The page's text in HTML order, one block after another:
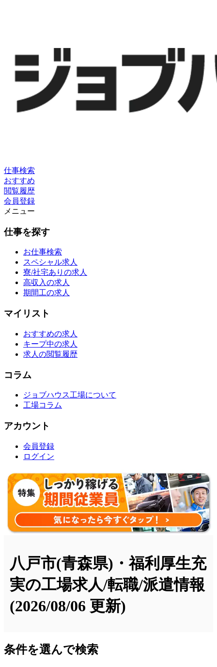
仕事検索
おすすめ
閲覧履歴
会員登録
メニュー
仕事を探す
お仕事検索
スペシャル求人
寮/社宅ありの求人
高収入の求人
期間工の求人
マイリスト
おすすめの求人
キープ中の求人
求人の閲覧履歴
コラム
ジョブハウス工場について
工場コラム
アカウント
会員登録
ログイン
八戸市(青森県)・福利厚生充
実の工場求人/転職/派遣情報
(2026/08/06 更新)
条件を選んで検索